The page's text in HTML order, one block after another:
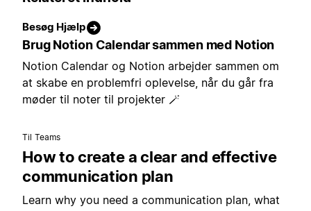
Besøg Hjælp
Brug Notion Calendar sammen med Notion
Notion Calendar og Notion arbejder sammen om
at skabe en problemfri oplevelse, når du går fra
møder til noter til projekter 🪄
Til Teams
How to create a clear and effective
communication plan
Learn why you need a communication plan, what